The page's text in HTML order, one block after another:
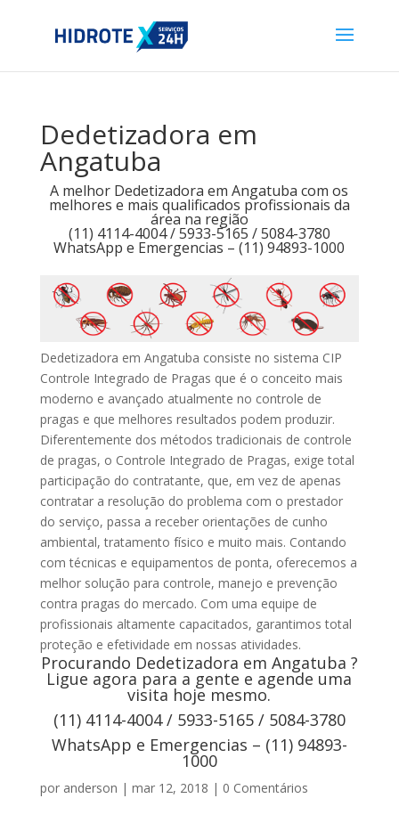
Dedetizadora em
Angatuba
A melhor Dedetizadora em Angatuba com os
melhores e mais qualificados profissionais da
área na região
(11) 4114-4004 / 5933-5165 / 5084-3780
WhatsApp e Emergencias – (11) 94893-1000
Dedetizadora em Angatuba consiste no sistema CIP
Controle Integrado de Pragas que é o conceito mais
moderno e avançado atualmente no controle de
pragas e que melhores resultados podem produzir.
Diferentemente dos métodos tradicionais de controle
de pragas, o Controle Integrado de Pragas, exige total
participação do contratante, que, em vez de apenas
contratar a resolução do problema com o prestador
do serviço, passa a receber orientações de cunho
ambiental, tratamento físico e muito mais. Contando
com técnicas e equipamentos de ponta, oferecemos a
melhor solução para controle, manejo e prevenção
contra pragas do mercado. Com uma equipe de
profissionais altamente capacitados, garantimos total
proteção e efetividade em nossas atividades.
Procurando Dedetizadora em Angatuba ?
Ligue agora para a gente e agende uma
visita hoje mesmo.
(11) 4114-4004 / 5933-5165 / 5084-3780
WhatsApp e Emergencias – (11) 94893-
1000
por anderson | mar 12, 2018 | 0 Comentários